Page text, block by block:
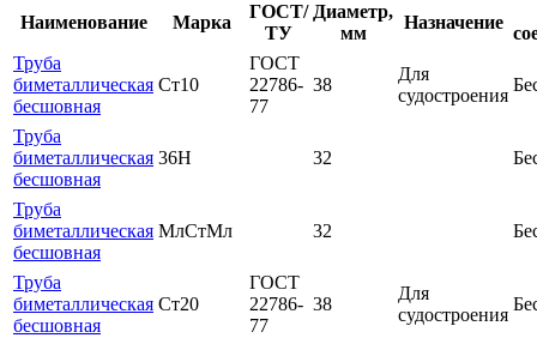
Наименование Марка
ГОСТ/
ТУ
Диаметр,
мм
Назначение
Труба
биметаллическая
бесшовная
Ст10
ГОСТ
22786-
77
38
Для
судостроения
Труба
биметаллическая
бесшовная
36Н 32
Труба
биметаллическая
бесшовная
МлСтМл 32
Труба
биметаллическая
бесшовная
Ст20
ГОСТ
22786-
77
38
Для
судостроения